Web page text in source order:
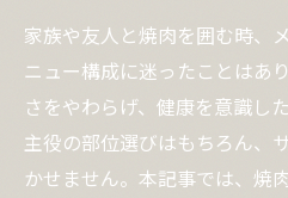
家族や友人と焼肉を囲む時、
ニュー構成に迷ったことはあ
さをやわらげ、健康を意識し
主役の部位選びはもちろん、
かせません。本記事では、焼